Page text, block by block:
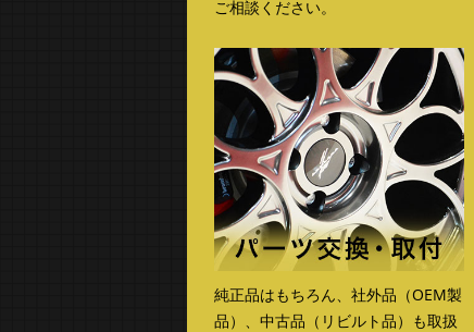
ご相談ください。
純正品はもちろん、社外品（OEM製
品）、中古品（リビルト品）も取扱